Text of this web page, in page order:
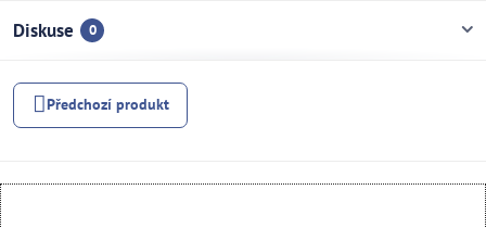
Diskuse 0
Předchozí produkt